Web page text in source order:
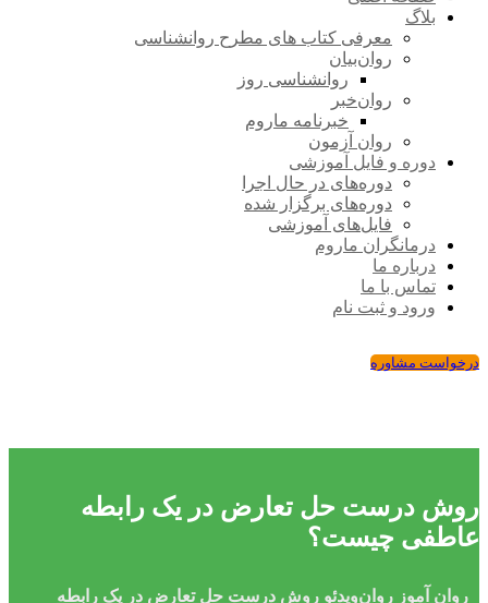
بلاگ
معرفی کتاب های مطرح روانشناسی
روان‌بیان
روانشناسی روز
روان‌خبر
خبرنامه ماروم
روان آزمون
دوره و فایل آموزشی
دوره‌های در حال اجرا
دوره‌های برگزار شده
فایل‌های آموزشی
درمانگران ماروم
درباره ما
تماس با ما
ورود و ثبت نام
درخواست مشاوره
روش درست حل تعارض در یک رابطه
عاطفی چیست؟
روان ‌آموز روان‌ویدئو روش درست حل تعارض در یک رابطه